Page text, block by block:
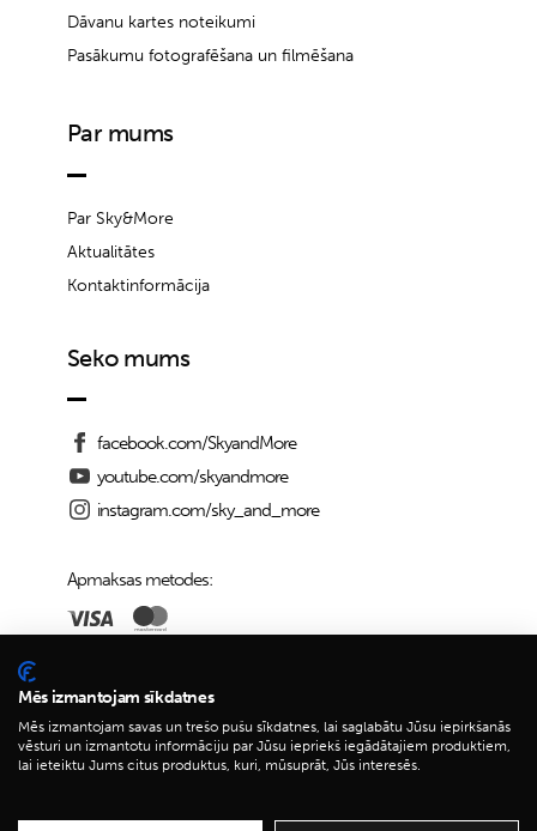
Dāvanu kartes noteikumi
Pasākumu fotografēšana un filmēšana
Par mums
Par Sky&More
Aktualitātes
Kontaktinformācija
Seko mums
facebook.com/SkyandMore
youtube.com/skyandmore
instagram.com/sky_and_more
Apmaksas metodes:
Piegādes iespējas:
Mēs izmantojam sīkdatnes
Mēs izmantojam savas un trešo pušu sīkdatnes, lai saglabātu Jūsu iepirkšanās
vēsturi un izmantotu informāciju par Jūsu iepriekš iegādātajiem produktiem,
lai ieteiktu Jums citus produktus, kuri, mūsuprāt, Jūs interesēs.